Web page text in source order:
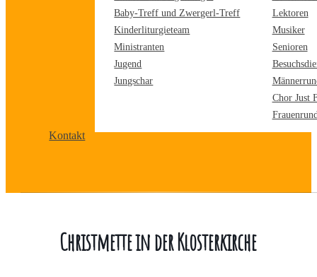
Baby-Treff und Zwergerl-Treff
Kinderliturgieteam
Ministranten
Jugend
Jungschar
Lektoren
Musiker
Senioren
Chor Just
Kontakt
Christmette in der Klosterkirche